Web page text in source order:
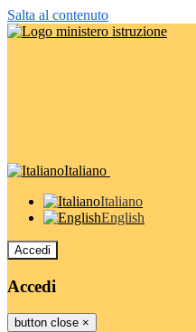
Salta al contenuto
Italiano
Italiano
English
Accedi
Accedi
button close ×